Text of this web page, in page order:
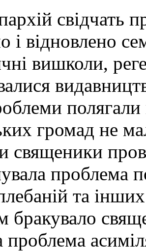
свідчать
і відновлено
вишколи,
полягали
громад не
священики
проблема
та
бракувало
проблема